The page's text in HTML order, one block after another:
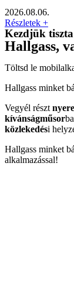
2026.08.06.
Részletek +
Kezdjük
Hallgass,
Töltsd le
Hallgass minket
Vegyél részt
kívánságműsor
közlekedési
Hallgass minket
alkalmazással!